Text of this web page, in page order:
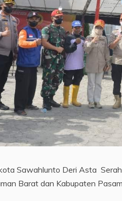
Sawahlunto Deri Asta
Barat dan Kabupaten